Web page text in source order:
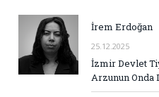
İrem Erdoğan
25.12.2025
İzmir Devlet
Arzunun Onda